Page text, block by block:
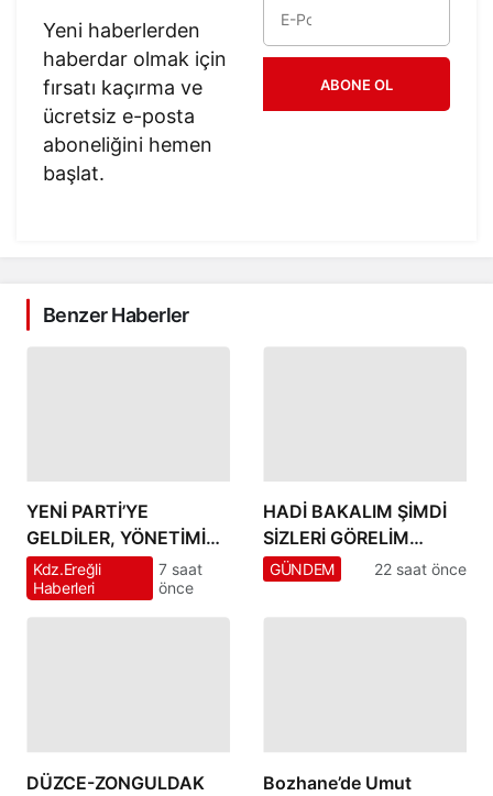
Yeni haberlerden
haberdar olmak için
fırsatı kaçırma ve
ücretsiz e-posta
aboneliğini hemen
başlat.
ABONE OL
Benzer Haberler
YENİ PARTİ’YE
GELDİLER, YÖNETİMİ
BEKLEDİLER… KOLTUK
ÇIKMAYINCA 14 İMZA
ATTILAR!
Kdz.Ereğli
Haberleri
7 saat
önce
HADİ BAKALIM ŞİMDİ
SİZLERİ GÖRELİM
RECEP YILMAZ’I GİTSİN
SİZİN…!!
GÜNDEM 22 saat önce
DÜZCE-ZONGULDAK
Bozhane’de Umut